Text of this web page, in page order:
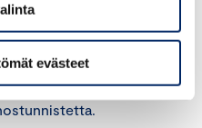
evästeet
on
painottaa, että hän
yritystään, minkä